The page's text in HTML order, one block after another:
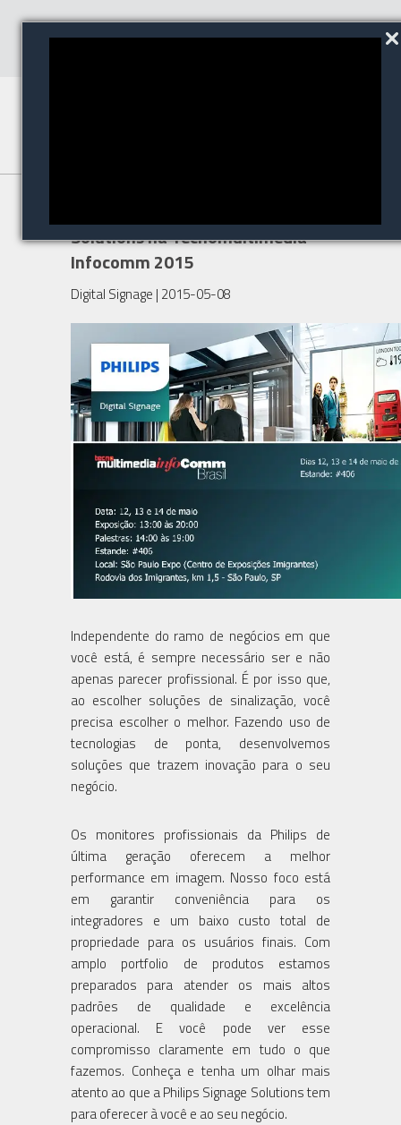
Solutions na Tecnomultimedia
Infocomm 2015
Digital Signage | 2015-05-08
Independente do ramo de negócios em que
você está, é sempre necessário ser e não
apenas parecer profissional. É por isso que,
ao escolher soluções de sinalização, você
precisa escolher o melhor. Fazendo uso de
tecnologias de ponta, desenvolvemos
soluções que trazem inovação para o seu
negócio.
Os monitores profissionais da Philips de
última geração oferecem a melhor
performance em imagem. Nosso foco está
em garantir conveniência para os
integradores e um baixo custo total de
propriedade para os usuários finais. Com
amplo portfolio de produtos estamos
preparados para atender os mais altos
padrões de qualidade e excelência
operacional. E você pode ver esse
compromisso claramente em tudo o que
fazemos. Conheça e tenha um olhar mais
atento ao que a Philips Signage Solutions tem
para oferecer à você e ao seu negócio.